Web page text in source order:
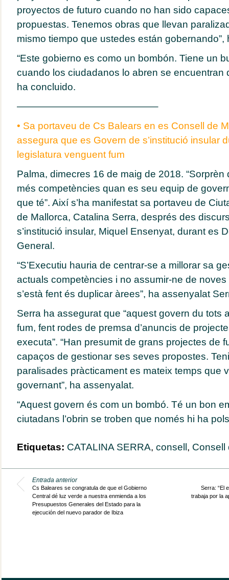
proyectos de futuro cuando no han sido
propuestas. Tenemos obras que llevan
mismo tiempo que ustedes están gobernando”,
“Este gobierno es como un bombón. Tiene un
cuando los ciudadanos lo abren se encuentran
ha concluido.
——————————————–
• Sa portaveu de Cs Balears en es Consell de
assegura que es Govern de s’institució insular
legislatura venguent fum
Palma, dimecres 16 de maig de 2018.
més competències quan es seu equip de
que té”. Així s’ha manifestat sa portaveu de
de Mallorca, Catalina Serra, després des
s’institució insular, Miquel Ensenyat, durant es
General.
“S’Executiu hauria de centrar-se a millorar sa
actuals competències i no assumir-ne de
s’està fent és duplicar àrees”, ha assenyalat
Serra ha assegurat que “aquest govern du tots
fum, fent rodes de premsa d’anuncis de
executa”. “Han presumit de grans projectes de
capaços de gestionar ses seves propostes.
paralisades pràcticament es mateix temps que
governant”, ha assenyalat.
“Aquest govern és com un bombó. Té un bon
ciutadans l’obrin se troben que només hi ha
Etiquetas: CATALINA SERRA, consell , Consell
Entrada anterior
Cs Baleares se congratula de que el Gobierno
Central dé luz verde a nuestra enmienda a los
Presupuestos Generales del Estado para la
ejecución del nuevo parador de Ibiza
Serra: “El
trabaja por la